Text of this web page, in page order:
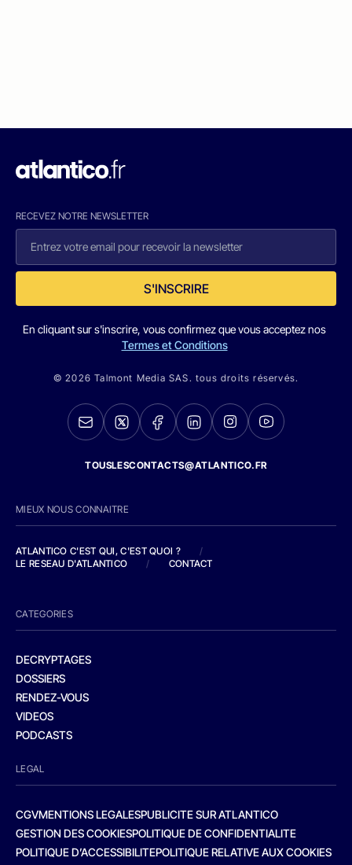
RECEVEZ NOTRE NEWSLETTER
S'INSCRIRE
En cliquant sur s'inscrire, vous confirmez que vous acceptez nos
Termes et Conditions
© 2026 Talmont Media SAS. tous droits réservés.
TOUSLESCONTACTS@ATLANTICO.FR
MIEUX NOUS CONNAITRE
ATLANTICO C'EST QUI, C'EST QUOI ?
/
LE RESEAU D'ATLANTICO
/ CONTACT
CATEGORIES
DECRYPTAGES
DOSSIERS
RENDEZ-VOUS
VIDEOS
PODCASTS
LEGAL
CGVMENTIONS LEGALESPUBLICITE SUR ATLANTICO
GESTION DES COOKIESPOLITIQUE DE CONFIDENTIALITE
POLITIQUE D’ACCESSIBILITEPOLITIQUE RELATIVE AUX COOKIES